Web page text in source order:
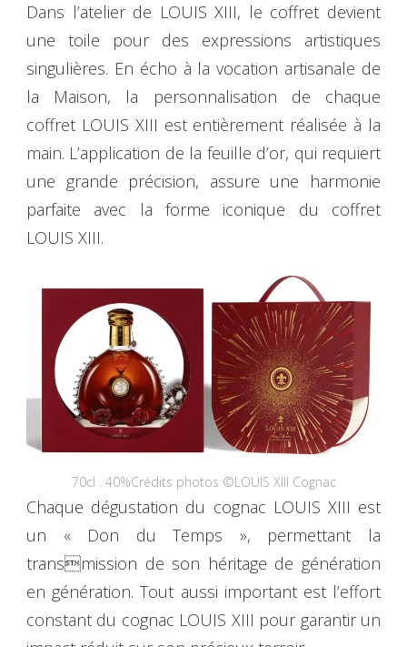
Dans l’atelier de LOUIS XIII, le coffret devient
une toile pour des expressions artistiques
singulières. En écho à la vocation artisanale de
la Maison, la personnalisation de chaque
coffret LOUIS XIII est entièrement réalisée à la
main. L’application de la feuille d’or, qui requiert
une grande précision, assure une harmonie
parfaite avec la forme iconique du coffret
LOUIS XIII.
70cl . 40%Crédits photos ©LOUIS XIII Cognac
Chaque dégustation du cognac LOUIS XIII est
un « Don du Temps », permettant la
transmission de son héritage de génération
en génération. Tout aussi important est l’effort
constant du cognac LOUIS XIII pour garantir un